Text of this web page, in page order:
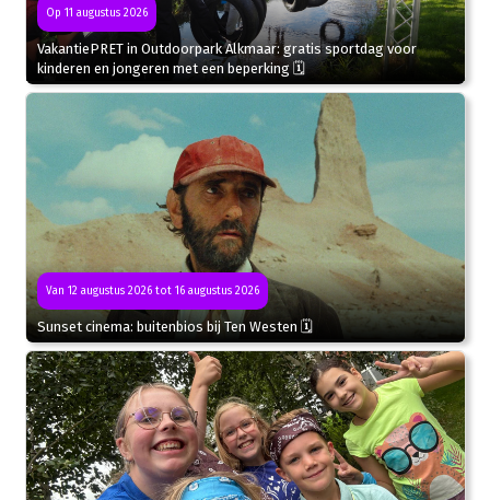
Op 11 augustus 2026
VakantiePRET in Outdoorpark Alkmaar: gratis sportdag voor
kinderen en jongeren met een beperking 🗓
Van 12 augustus 2026 tot 16 augustus 2026
Sunset cinema: buitenbios bij Ten Westen 🗓